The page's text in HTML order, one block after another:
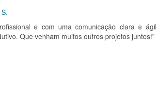
e com uma comunicação clara e
Que venham muitos outros projetos juntos!"